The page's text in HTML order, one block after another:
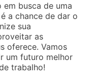
busca de uma
a chance de dar o
sua
as
oferece. Vamos
um futuro melhor
trabalho!